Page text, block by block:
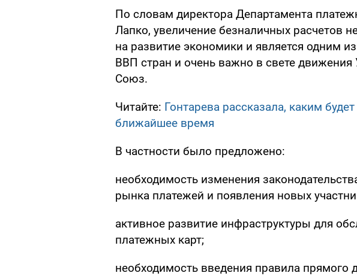
По словам директора Департамента
Лапко, увеличение безналичных расчетов
на развитие экономики и является одним
ВВП стран и очень важно в свете
Союз.
Читайте: Гонтарева рассказала, каким
ближайшее время
В частности было предложено:
необходимость изменения
рынка платежей и появления новых
активное развитие инфраструктуры для
платежных карт;
необходимость введения правила прямого